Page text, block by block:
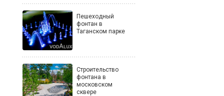
Пешеходный
фонтан в
Таганском парке
Строительство
фонтана в
московском
сквере